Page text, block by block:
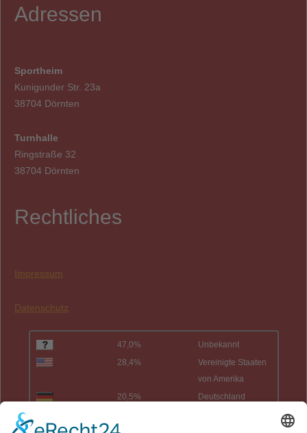
Adressen
Sportheim
Kunigunder Str. 23a
38704 Dörnten
Turnhalle
Ringstraße 32
38704 Dörnten
Rechtliches
Impressum
Datenschutz
47,0%
Unbekannt
28,4%
Vereinigte Staaten
von Amerika
20,5%
Deutschland